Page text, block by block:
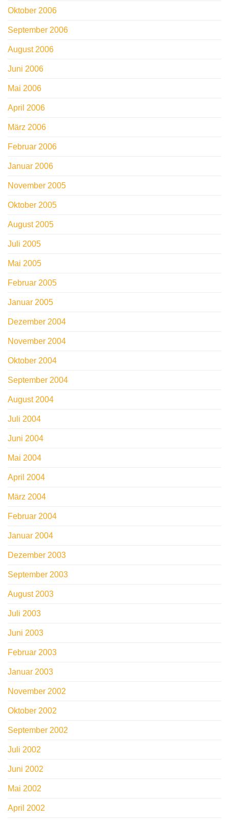
Oktober 2006
September 2006
August 2006
Juni 2006
Mai 2006
April 2006
März 2006
Februar 2006
Januar 2006
November 2005
Oktober 2005
August 2005
Juli 2005
Mai 2005
Februar 2005
Januar 2005
Dezember 2004
November 2004
Oktober 2004
September 2004
August 2004
Juli 2004
Juni 2004
Mai 2004
April 2004
März 2004
Februar 2004
Januar 2004
Dezember 2003
September 2003
August 2003
Juli 2003
Juni 2003
Februar 2003
Januar 2003
November 2002
Oktober 2002
September 2002
Juli 2002
Juni 2002
Mai 2002
April 2002